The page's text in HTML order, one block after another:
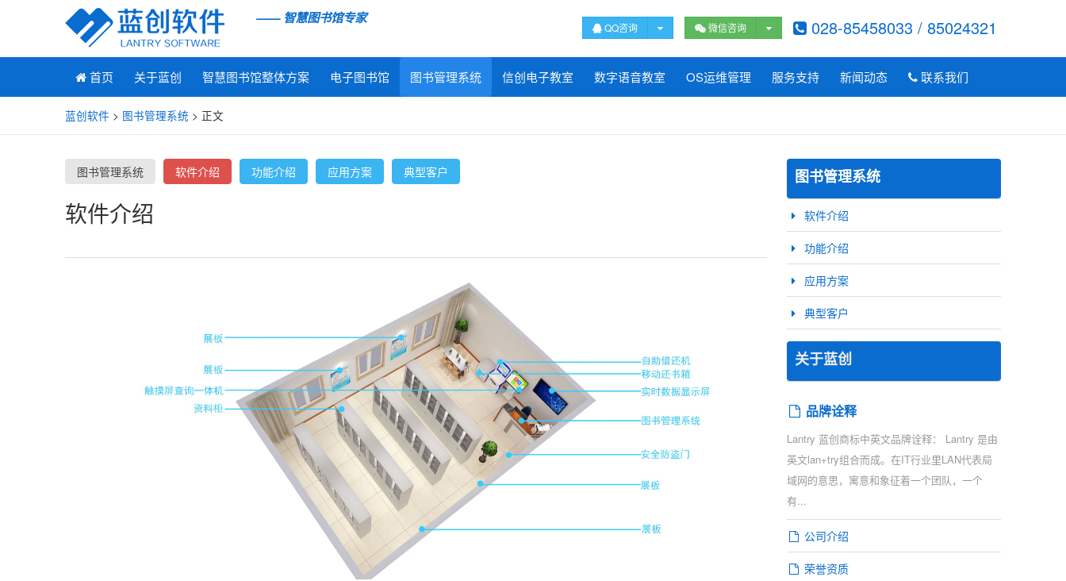
—— 智慧图书馆专家
QQ咨询 微信咨询 028-85458033 / 85024321
首页 关于蓝创 智慧图书馆整体方案 电子图书馆 图书管理系统 信创电子教室 数字语音教室 OS运维管理 服务支持 新闻动态 联系我们
蓝创软件 > 图书管理系统 > 正文
图书管理系统 软件介绍 功能介绍 应用方案 典型客户
软件介绍
图书管理系统
软件介绍
功能介绍
应用方案
典型客户
关于蓝创
品牌诠释
Lantry 蓝创商标中英文品牌诠释： Lantry 是由
英文lan+try组合而成。在IT行业里LAN代表局
域网的意思，寓意和象征着一个团队，一个
有...
公司介绍
荣誉资质